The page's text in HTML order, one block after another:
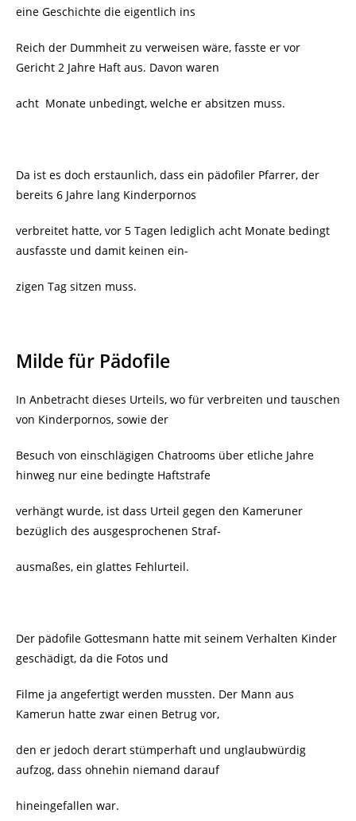
eine Geschichte die eigentlich ins
Reich der Dummheit zu verweisen wäre, fasste er vor
Gericht 2 Jahre Haft aus. Davon waren
acht Monate unbedingt, welche er absitzen muss.
Da ist es doch erstaunlich, dass ein pädofiler Pfarrer, der
bereits 6 Jahre lang Kinderpornos
verbreitet hatte, vor 5 Tagen lediglich acht Monate bedingt
ausfasste und damit keinen ein-
zigen Tag sitzen muss.
Milde für Pädofile
In Anbetracht dieses Urteils, wo für verbreiten und tauschen
von Kinderpornos, sowie der
Besuch von einschlägigen Chatrooms über etliche Jahre
hinweg nur eine bedingte Haftstrafe
verhängt wurde, ist dass Urteil gegen den Kameruner
bezüglich des ausgesprochenen Straf-
ausmaßes, ein glattes Fehlurteil.
Der pädofile Gottesmann hatte mit seinem Verhalten Kinder
geschädigt, da die Fotos und
Filme ja angefertigt werden mussten. Der Mann aus
Kamerun hatte zwar einen Betrug vor,
den er jedoch derart stümperhaft und unglaubwürdig
aufzog, dass ohnehin niemand darauf
hineingefallen war.